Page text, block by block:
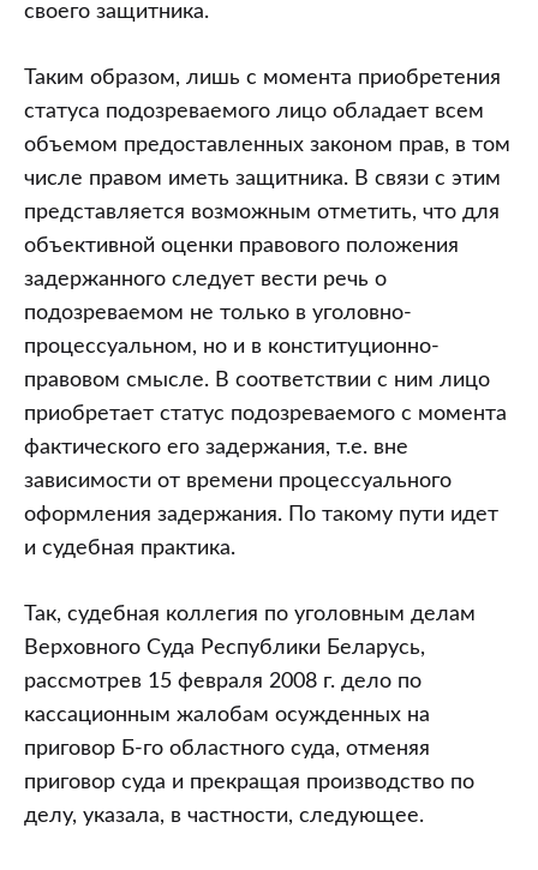
своего защитника.
Таким образом, лишь с момента приобретения
статуса подозреваемого лицо обладает всем
объемом предоставленных законом прав, в том
числе правом иметь защитника. В связи с этим
представляется возможным отметить, что для
объективной оценки правового положения
задержанного следует вести речь о
подозреваемом не только в уголовно-
процессуальном, но и в конституционно-
правовом смысле. В соответствии с ним лицо
приобретает статус подозреваемого с момента
фактического его задержания, т.е. вне
зависимости от времени процессуального
оформления задержания. По такому пути идет
и судебная практика.
Так, судебная коллегия по уголовным делам
Верховного Суда Республики Беларусь,
рассмотрев 15 февраля 2008 г. дело по
кассационным жалобам осужденных на
приговор Б-го областного суда, отменяя
приговор суда и прекращая производство по
делу, указала, в частности, следующее.